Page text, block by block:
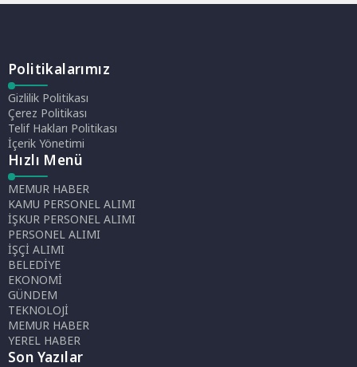
Politikalarımız
Gizlilik Politikası
Çerez Politikası
Telif Hakları Politikası
İçerik Yönetimi
Hızlı Menü
MEMUR HABER
KAMU PERSONEL ALIMI
İŞKUR PERSONEL ALIMI
PERSONEL ALIMI
İŞÇİ ALIMI
BELEDİYE
EKONOMİ
GÜNDEM
TEKNOLOJİ
MEMUR HABER
YEREL HABER
Son Yazılar